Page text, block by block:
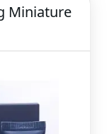
Miniature